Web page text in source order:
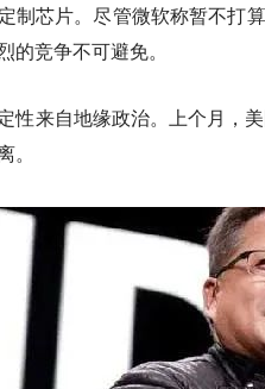
制芯片。尽管微软称暂不打
的竞争不可避免。
性来自地缘政治。上个月，